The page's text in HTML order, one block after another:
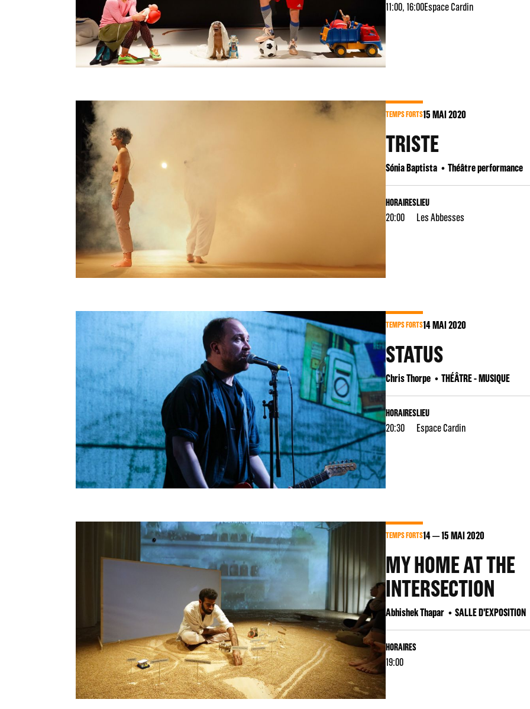
11:00, 16:00Espace Cardin
TEMPS FORTS15MAI 2020
TRISTE
Sónia Baptista Théâtre performance
HORAIRES
20:00
LIEU
Les Abbesses
TEMPS FORTS14MAI 2020
STATUS
Chris Thorpe THÉÂTRE - MUSIQUE
HORAIRES
20:30
LIEU
Espace Cardin
TEMPS FORTS14 15MAI 2020
MY HOME AT THE
INTERSECTION
Abhishek Thapar SALLE D'EXPOSITION
HORAIRES
19:00